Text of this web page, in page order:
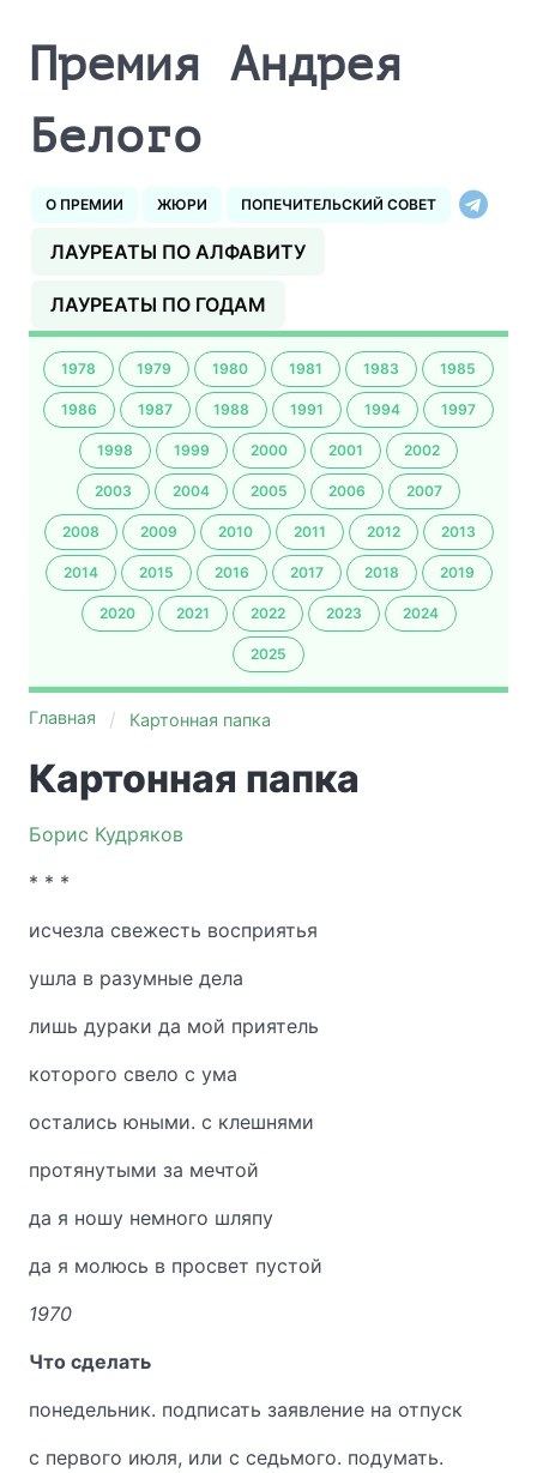
Премия Андрея
Белого
О ПРЕМИИ ЖЮРИ ПОПЕЧИТЕЛЬСКИЙ СОВЕТ
ЛАУРЕАТЫ ПО АЛФАВИТУ
ЛАУРЕАТЫ ПО ГОДАМ
1978 1979 1980 1981 1983 1985
1986 1987 1988 1991 1994 1997
1998 1999 2000 2001 2002
2003 2004 2005 2006 2007
2008 2009 2010 2011 2012 2013
2014 2015 2016 2017 2018 2019
2020 2021 2022 2023 2024
2025
Главная Картонная папка
Картонная папка
Борис Кудряков
* * *
исчезла свежесть восприятья
ушла в разумные дела
лишь дураки да мой приятель
которого свело с ума
остались юными. с клешнями
протянутыми за мечтой
да я ношу немного шляпу
да я молюсь в просвет пустой
1970
Что сделать
понедельник. подписать заявление на отпуск
с первого июля, или с седьмого. подумать.